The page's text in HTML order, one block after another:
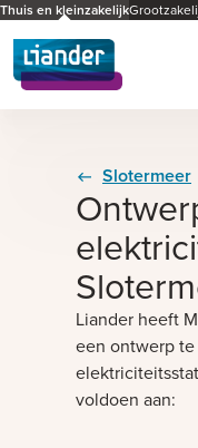
Thuis en kleinzakelijk
Slotermeer
Liander heeft
een ontwerp
voldoen aan: